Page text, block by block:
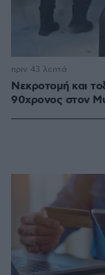
Νεκροτομή και
90χρονος στον
πριν 43 λεπτά